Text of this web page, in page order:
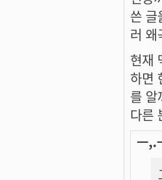
쓴 글
러 왜
현재
하면
를 알
다른
ㅡ